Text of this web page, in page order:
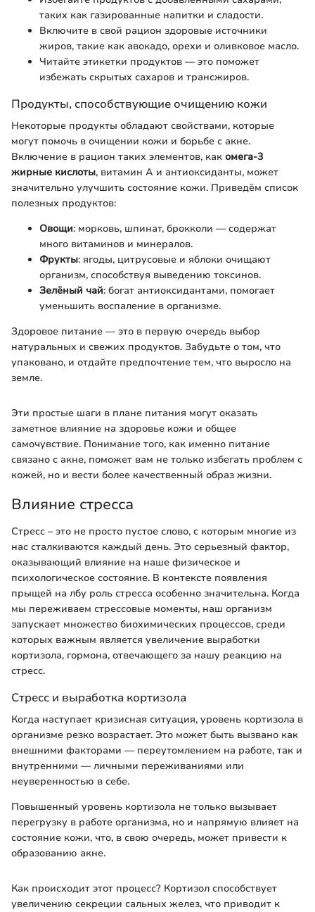
таких как газированные напитки и сладости.
Включите в свой рацион здоровые источники
жиров, такие как авокадо, орехи и оливковое масло.
Читайте этикетки продуктов — это поможет
избежать скрытых сахаров и трансжиров.
Продукты, способствующие очищению кожи
Некоторые продукты обладают свойствами, которые
могут помочь в очищении кожи и борьбе с акне.
Включение в рацион таких элементов, как омега-3
жирные кислоты, витамин A и антиоксиданты, может
значительно улучшить состояние кожи. Приведём список
полезных продуктов:
Овощи: морковь, шпинат, брокколи — содержат
много витаминов и минералов.
Фрукты: ягоды, цитрусовые и яблоки очищают
организм, способствуя выведению токсинов.
Зелёный чай: богат антиоксидантами, помогает
уменьшить воспаление в организме.
Здоровое питание — это в первую очередь выбор
натуральных и свежих продуктов. Забудьте о том, что
упаковано, и отдайте предпочтение тем, что выросло на
земле.
Эти простые шаги в плане питания могут оказать
заметное влияние на здоровье кожи и общее
самочувствие. Понимание того, как именно питание
связано с акне, поможет вам не только избегать проблем с
кожей, но и вести более качественный образ жизни.
Влияние стресса
Стресс – это не просто пустое слово, с которым многие из
нас сталкиваются каждый день. Это серьезный фактор,
оказывающий влияние на наше физическое и
психологическое состояние. В контексте появления
прыщей на лбу роль стресса особенно значительна. Когда
мы переживаем стрессовые моменты, наш организм
запускает множество биохимических процессов, среди
которых важным является увеличение выработки
кортизола, гормона, отвечающего за нашу реакцию на
стресс.
Стресс и выработка кортизола
Когда наступает кризисная ситуация, уровень кортизола в
организме резко возрастает. Это может быть вызвано как
внешними факторами — переутомлением на работе, так и
внутренними — личными переживаниями или
неуверенностью в себе.
Повышенный уровень кортизола не только вызывает
перегрузку в работе организма, но и напрямую влияет на
состояние кожи, что, в свою очередь, может привести к
образованию акне.
Как происходит этот процесс? Кортизол способствует
увеличению секреции сальных желез, что приводит к